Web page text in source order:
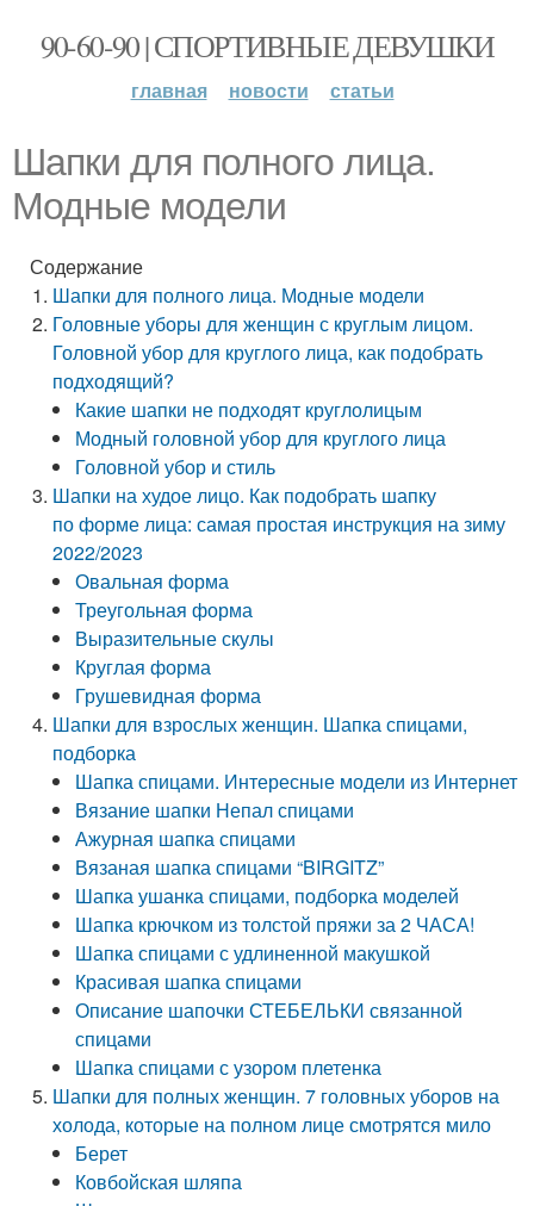
90-60-90 | СПОРТИВНЫЕ ДЕВУШКИ
главная новости статьи
Шапки для полного лица.
Модные модели
Содержание
Шапки для полного лица. Модные модели
Головные уборы для женщин с круглым лицом.
Головной убор для круглого лица, как подобрать
подходящий?
Какие шапки не подходят круглолицым
Модный головной убор для круглого лица
Головной убор и стиль
Шапки на худое лицо. Как подобрать шапку
по форме лица: самая простая инструкция на зиму
2022/2023
Овальная форма
Треугольная форма
Выразительные скулы
Круглая форма
Грушевидная форма
Шапки для взрослых женщин. Шапка спицами,
подборка
Шапка спицами. Интересные модели из Интернет
Вязание шапки Непал спицами
Ажурная шапка спицами
Вязаная шапка спицами “BIRGITZ”
Шапка ушанка спицами, подборка моделей
Шапка крючком из толстой пряжи за 2 ЧАСА!
Шапка спицами с удлиненной макушкой
Красивая шапка спицами
Описание шапочки СТЕБЕЛЬКИ связанной
спицами
Шапка спицами с узором плетенка
Шапки для полных женщин. 7 головных уборов на
холода, которые на полном лице смотрятся мило
Берет
Ковбойская шляпа